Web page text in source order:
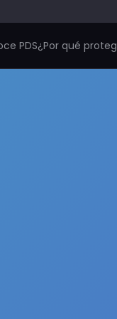
PDS¿Por qué